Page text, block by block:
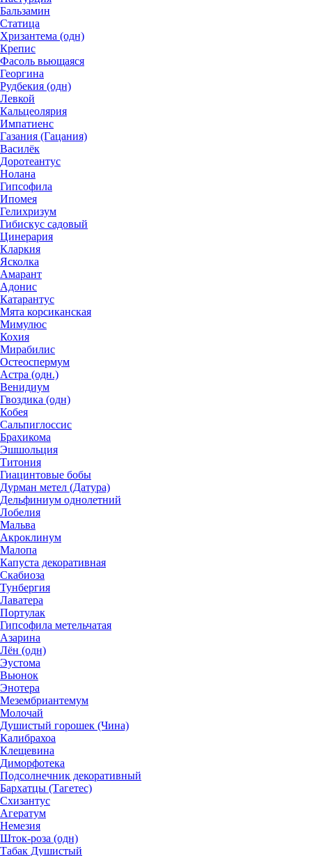
Бальзамин
Статица
Хризантема (одн)
Крепис
Фасоль вьющаяся
Георгина
Рудбекия (одн)
Левкой
Кальцеолярия
Импатиенс
Газания (Гацания)
Василёк
Доротеантус
Нолана
Гипсофила
Ипомея
Гелихризум
Гибискус садовый
Цинерария
Кларкия
Ясколка
Амарант
Адонис
Катарантус
Мята корсиканская
Мимулюс
Кохия
Мирабилис
Остеоспермум
Астра (одн.)
Венидиум
Гвоздика (одн)
Кобея
Сальпиглоссис
Брахикома
Эшшольция
Титония
Гиацинтовые бобы
Дурман метел (Датура)
Дельфиниум однолетний
Лобелия
Мальва
Акроклинум
Малопа
Капуста декоративная
Скабиоза
Тунбергия
Лаватера
Портулак
Гипсофила метельчатая
Азарина
Лён (одн)
Эустома
Вьюнок
Энотера
Мезембриантемум
Молочай
Душистый горошек (Чина)
Калибрахоа
Клещевина
Диморфотека
Подсолнечник декоративный
Бархатцы (Тагетес)
Схизантус
Агератум
Немезия
Шток-роза (одн)
Табак Душистый